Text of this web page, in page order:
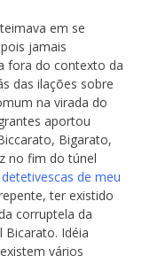
em se
jamais
fora do contexto da
das ilações sobre
na virada do
aportou
Bigarato,
no fim do túnel
de meu
ter existido
corruptela da
Bicarato. Idéia
vários